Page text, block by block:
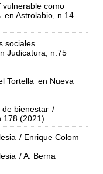
como
en Astrolabio, n.14
sociales
Judicatura, n.75
Tortella en Nueva
bienestar /
(2021)
/ Enrique Colom
/ A. Berna